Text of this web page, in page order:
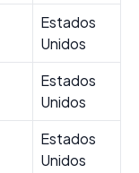
Estados
Unidos
Estados
Unidos
Estados
Unidos